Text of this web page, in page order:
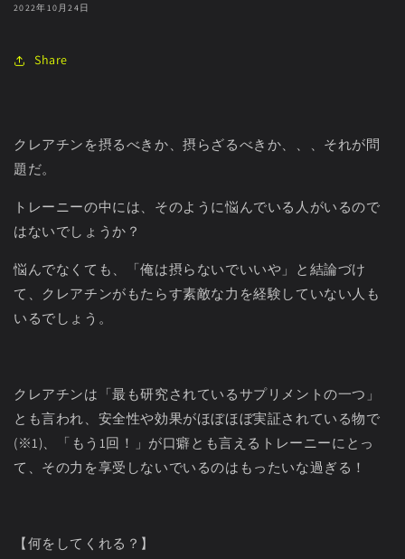
2022年10月24日
Share
クレアチンを摂るべきか、摂らざるべきか、、、それが問
題だ。
トレーニーの中には、そのように悩んでいる人がいるので
はないでしょうか？
悩んでなくても、「俺は摂らないでいいや」と結論づけ
て、クレアチンがもたらす素敵な力を経験していない人も
いるでしょう。
クレアチンは「最も研究されているサプリメントの一つ」
とも言われ、安全性や効果がほぼほぼ実証されている物で
(※1)、「もう 1回！」が口癖とも言えるトレーニーにとっ
て、その力を享受しないでいるのはもったいな過ぎる！
【何をしてくれる？】